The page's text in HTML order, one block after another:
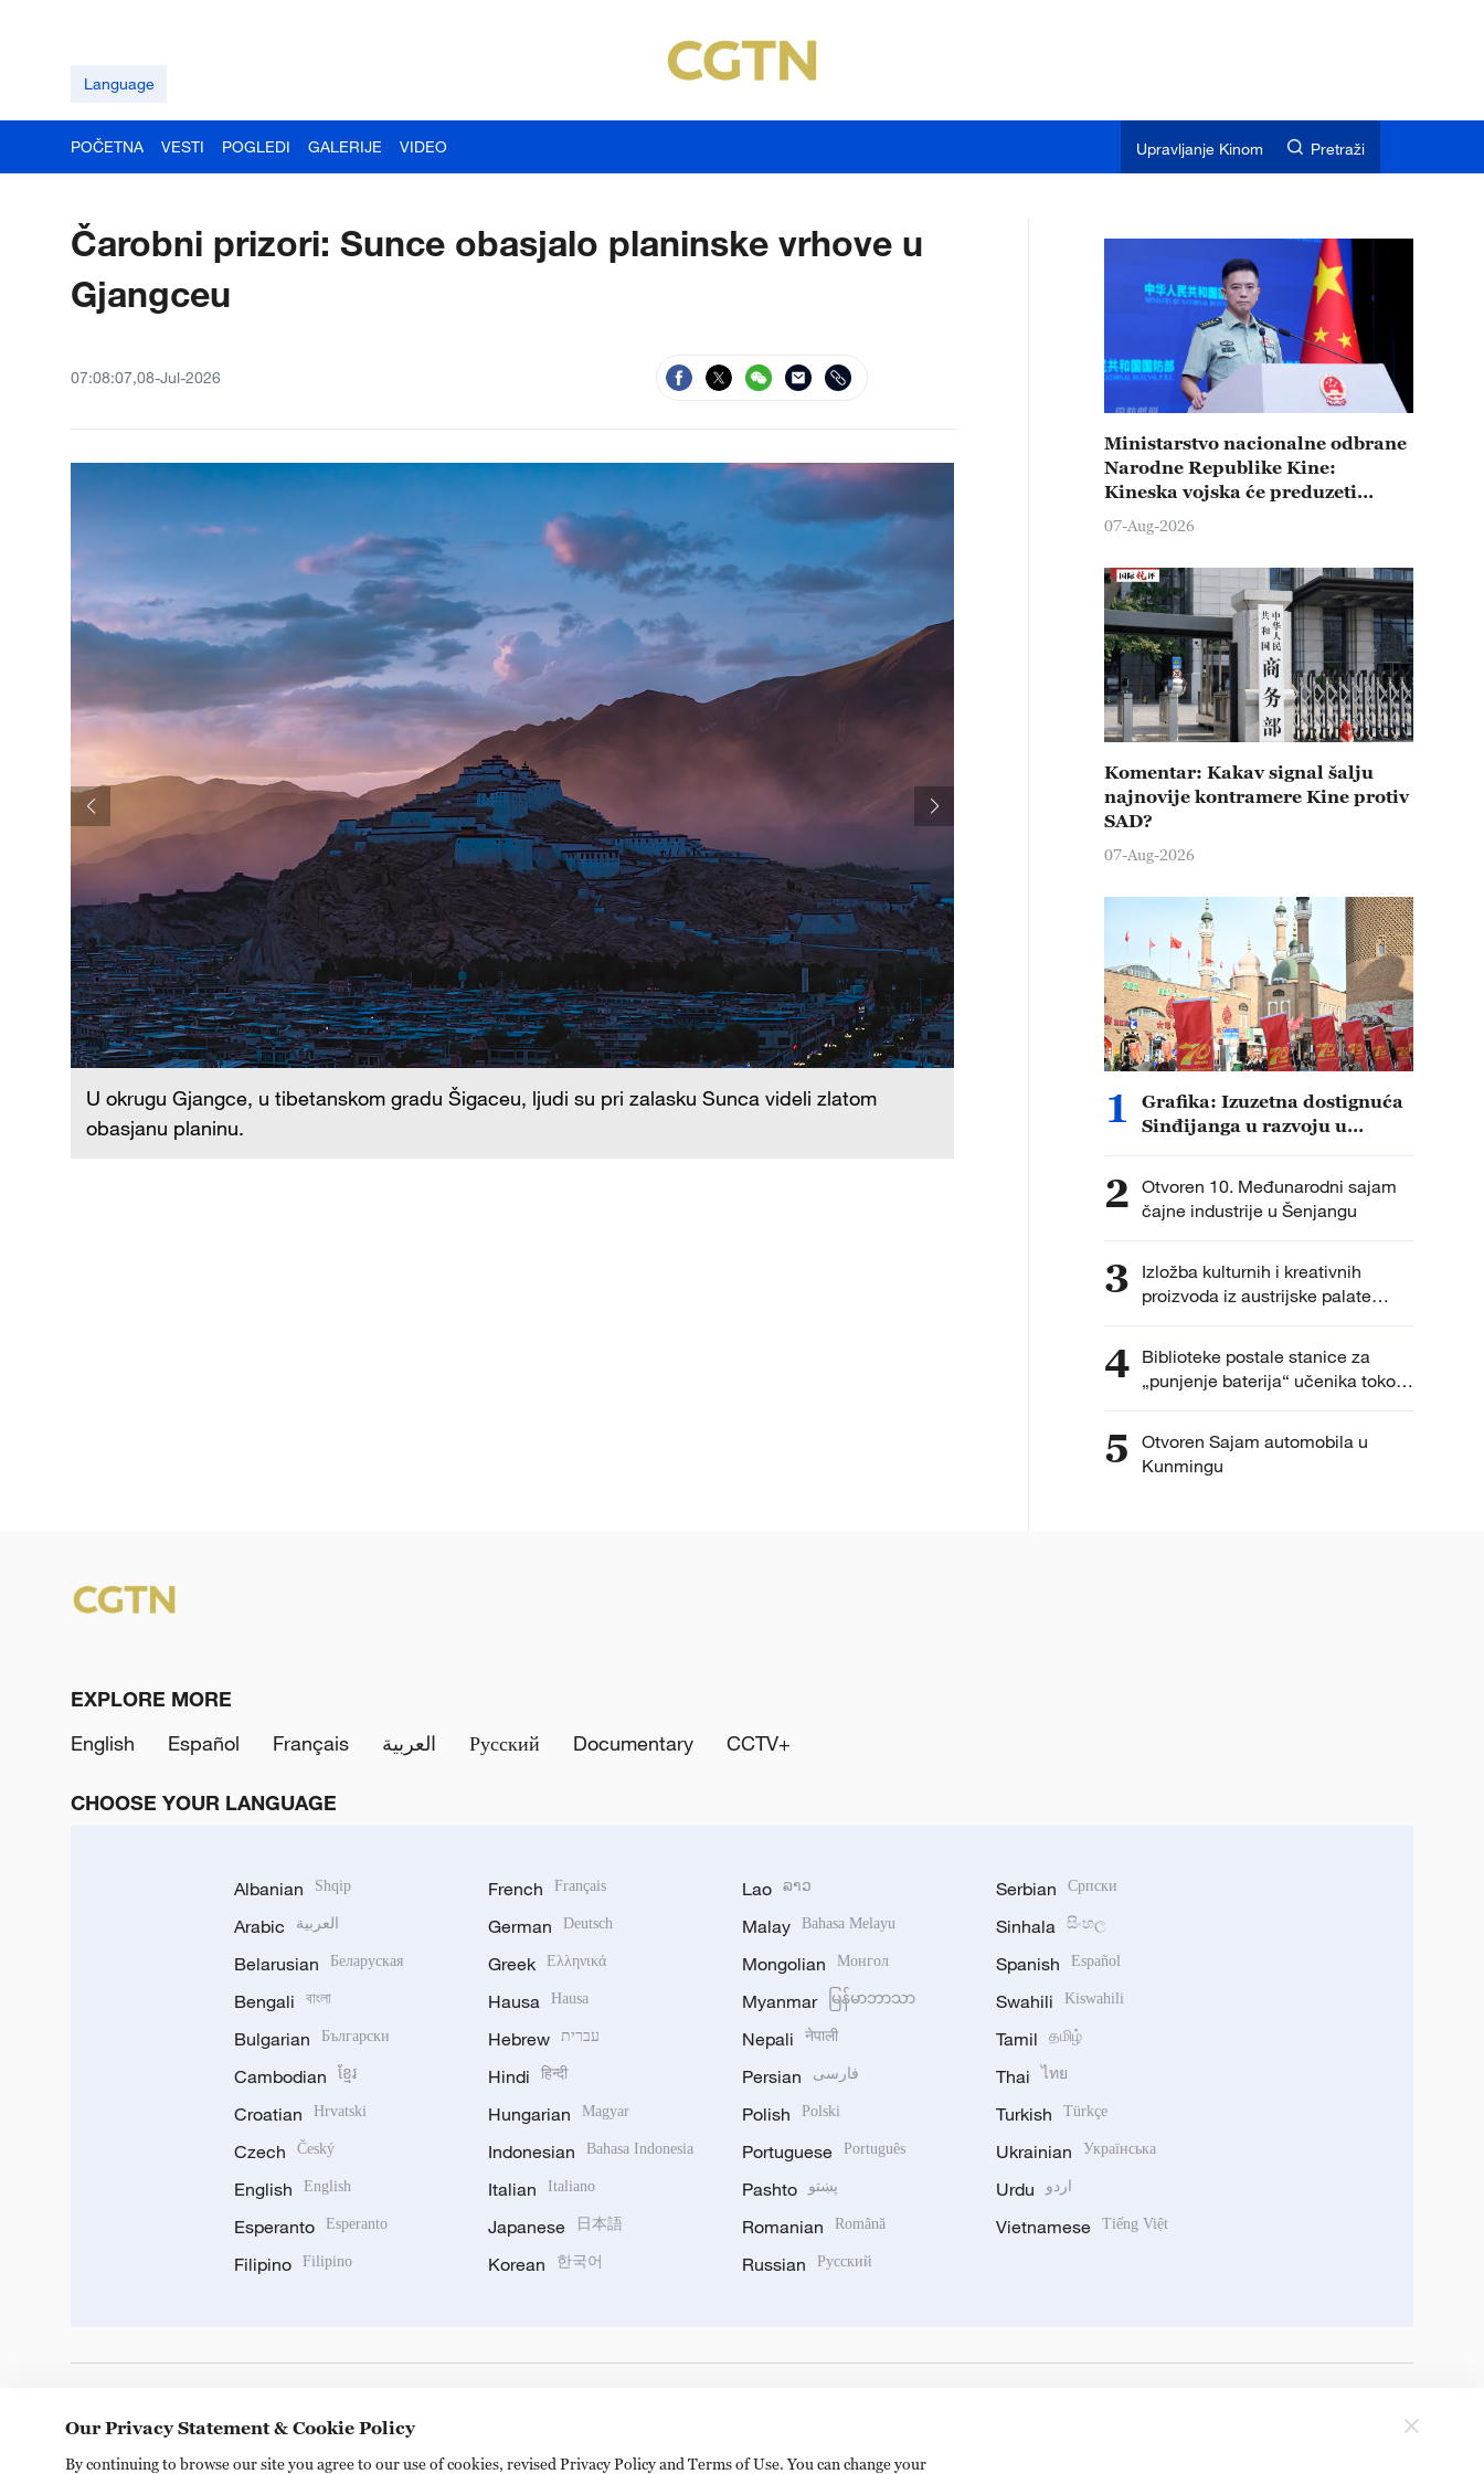
Language
POČETNA VESTI POGLEDI GALERIJE VIDEO Upravljanje Kinom Pretraži
Čarobni prizori: Sunce obasjalo planinske vrhove u
Gjangceu
07:08:07,08-Jul-2026
U okrugu Gjangce, u tibetanskom gradu Šigaceu, ljudi su pri zalasku Sunca videli zlatom
obasjanu planinu.
U okrugu Gjangce, u tibetanskom gradu Šigaceu, ljudi
obasjanu planinu.
Ministarstvo nacionalne odbrane
Narodne Republike Kine:
Kineska vojska će preduzeti
čvrste kontramere protiv svih
provokativnih pokušaja
izazivanja nemira
07-Aug-2026
Komentar: Kakav signal šalju
najnovije kontramere Kine protiv
SAD?
07-Aug-2026
1
Grafika: Izuzetna dostignuća
Sinđijanga u razvoju u
2 Otvoren 10. Međunarodni sajam
čajne industrije u Šenjangu
3
Izložba kulturnih i kreativnih
proizvoda iz austrijske palate
Belvedere
4 Biblioteke postale stanice za
„punjenje baterija“ učenika tokom
letnjeg raspusta
5
Otvoren Sajam automobila u
Kunmingu
EXPLORE MORE
English
Español Français العربية Русский Documentary CCTV+
CHOOSE YOUR LANGUAGE
Albanian Shqip
Arabic العربية
Belarusian Беларуская
Bengali বাংলা
Bulgarian Български
Cambodian ខ្មែរ
Croatian Hrvatski
Czech Český
English English
Esperanto Esperanto
Filipino Filipino
French Français
German Deutsch
Greek Ελληνικά
Hausa Hausa
Hebrew עברית
Hindi हिन्दी
Hungarian Magyar
Indonesian Bahasa Indonesia
Italian Italiano
Japanese 日本語
Korean 한국어
Lao ລາວ
Malay Bahasa Melayu
Mongolian Монгол
Myanmar မြန်မာဘာသာ
Nepali नेपाली
Persian فارسی
Polish Polski
Portuguese Português
Pashto پښتو
Romanian Română
Russian Русский
Serbian Српски
Sinhala සිංහල
Spanish Español
Swahili Kiswahili
Tamil தமிழ்
Thai ไทย
Turkish Türkçe
Ukrainian Українська
Urdu اردو
Vietnamese Tiếng Việt
Our Privacy Statement & Cookie Policy
By continuing to browse our site you agree to our use of cookies, revised Privacy Policy and Terms of Use. You can change your